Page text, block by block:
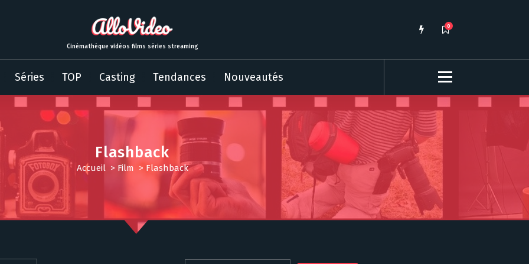
Cinémathèque vidéos films séries streaming
0
Séries TOP Casting Tendances Nouveautés
Flashback
Accueil > Film > Flashback